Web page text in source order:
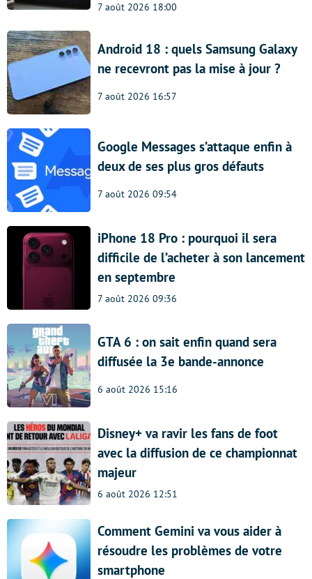
7 août 2026 18:00
Android 18 : quels Samsung Galaxy
ne recevront pas la mise à jour ?
7 août 2026 16:57
Google Messages s’attaque enfin à
deux de ses plus gros défauts
7 août 2026 09:54
iPhone 18 Pro : pourquoi il sera
difficile de l’acheter à son lancement
en septembre
7 août 2026 09:36
GTA 6 : on sait enfin quand sera
diffusée la 3e bande-annonce
6 août 2026 15:16
Disney+ va ravir les fans de foot
avec la diffusion de ce championnat
majeur
6 août 2026 12:51
Comment Gemini va vous aider à
résoudre les problèmes de votre
smartphone